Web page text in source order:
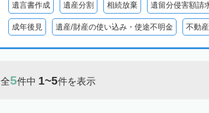
遺言書作成 遺産分割 相続放棄 遺留分侵害額請
成年後見 遺産/財産の使い込み・使途不明金 不動
全5件中 1~5件を表示